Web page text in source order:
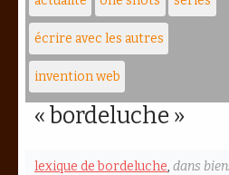
écrire avec les autres
invention web
« bordeluche »
lexique de bordeluche, dans